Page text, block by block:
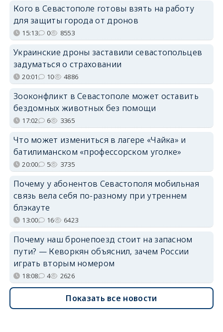
Кого в Севастополе готовы взять на работу
для защиты города от дронов
15:13 0 8553
Украинские дроны заставили севастопольцев
задуматься о страховании
20:01 10 4886
Зооконфликт в Севастополе может оставить
бездомных животных без помощи
17:02 6 3365
Что может измениться в лагере «Чайка» и
батилиманском «профессорском уголке»
20:00 5 3735
Почему у абонентов Севастополя мобильная
связь вела себя по-разному при утреннем
блэкауте
13:00 16 6423
Почему наш бронепоезд стоит на запасном
пути? — Кеворкян объяснил, зачем России
играть вторым номером
18:08 4 2626
Показать все новости